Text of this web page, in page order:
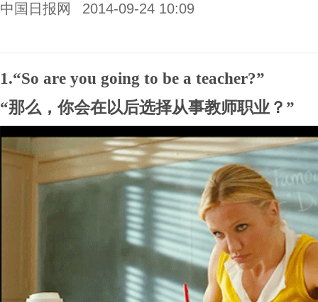
中国日报网 2014-09-24 10:09
1.“So are you going to be a teacher?”
“那么，你会在以后选择从事教师职业？”